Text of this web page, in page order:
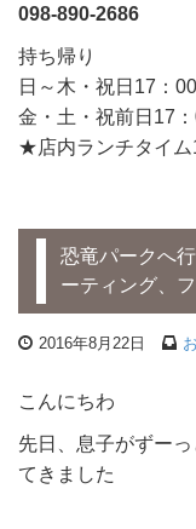
098-890-2686
持ち帰り
日～木・祝日17：
金・土・祝前日17
★店内ランチタイム
恐竜パークへ
ーティング、
2016年8月22日
こんにちわ
先日、息子がずー
てきました